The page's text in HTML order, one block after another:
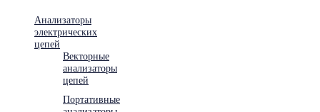
Анализаторы
электрических
цепей
Векторные
анализаторы
цепей
Портативные